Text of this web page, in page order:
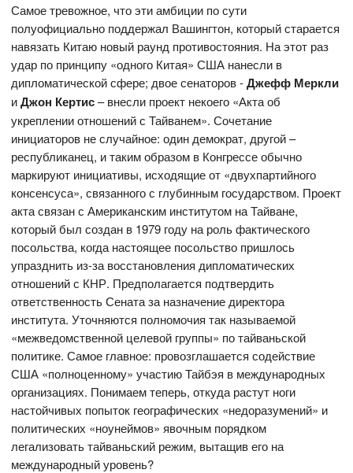
Самое тревожное, что эти амбиции по сути
полуофициально поддержал Вашингтон, который старается
навязать Китаю новый раунд противостояния. На этот раз
удар по принципу «одного Китая» США нанесли в
дипломатической сфере; двое сенаторов -Джефф Меркли
иДжон Кертис– внесли проект некоего «Акта об
укреплении отношений с Тайванем». Сочетание
инициаторов не случайное: один демократ, другой –
республиканец, и таким образом в Конгрессе обычно
маркируют инициативы, исходящие от «двухпартийного
консенсуса», связанного с глубинным государством. Проект
акта связан с Американским институтом на Тайване,
который был создан в 1979 году на роль фактического
посольства, когда настоящее посольство пришлось
упразднить из-за восстановления дипломатических
отношений с КНР. Предполагается подтвердить
ответственность Сената за назначение директора
института. Уточняются полномочия так называемой
«межведомственной целевой группы» по тайваньской
политике. Самое главное: провозглашается содействие
США «полноценному» участию Тайбэя в международных
организациях. Понимаем теперь, откуда растут ноги
настойчивых попыток географических «недоразумений» и
политических «ноунеймов» явочным порядком
легализовать тайваньский режим, вытащив его на
международный уровень?